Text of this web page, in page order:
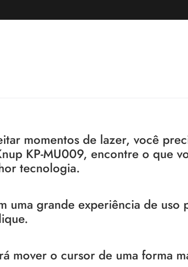
momentos de lazer, você
KP-MU009, encontre o que
tecnologia.
uma grande experiência de uso
mover o cursor de uma forma